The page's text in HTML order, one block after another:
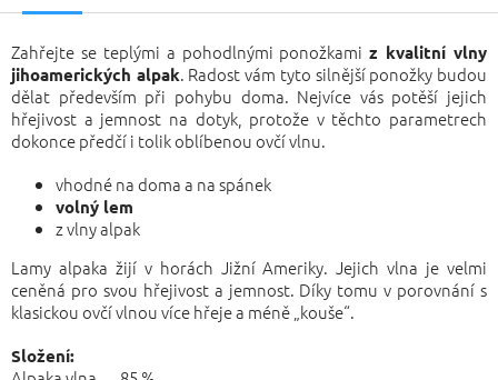
Zahřejte se teplými a pohodlnými ponožkamiz kvalitní vlny
jihoamerických alpak. Radost vám tyto silnější ponožky budou
dělat především při pohybu doma. Nejvíce vás potěší jejich
hřejivost a jemnost na dotyk, protože v těchto parametrech
dokonce předčí i tolik oblíbenou ovčí vlnu.
vhodné na doma a na spánek
volný lem
z vlny alpak
Lamy alpaka žijí v horách Jižní Ameriky. Jejich vlna je velmi
ceněná pro svou hřejivost a jemnost. Díky tomu v porovnání s
klasickou ovčí vlnou více hřeje a méně „kouše“.
Složení: